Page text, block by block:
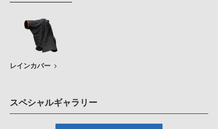
レインカバー
スペシャルギャラリー